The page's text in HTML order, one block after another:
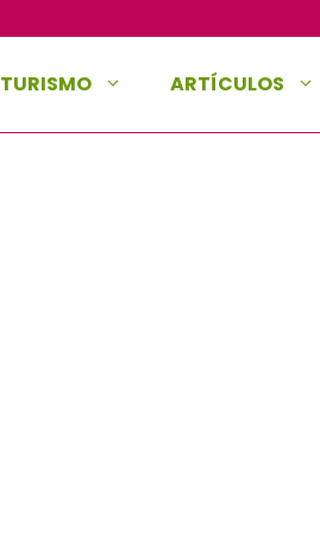
TURISMO ARTÍCULOS